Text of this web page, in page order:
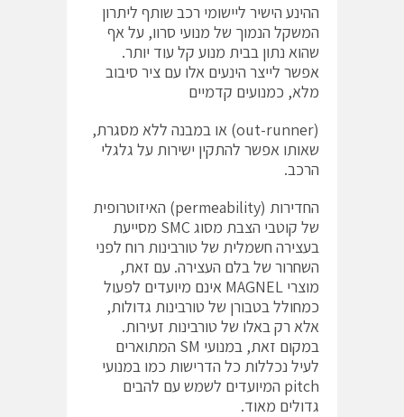
ההינע הישיר ליישומי רכב שותף ליתרון
המשקל הנמוך של מנועי סרוו, על אף
שהוא נתון בבית מנוע קל עוד יותר.
אפשר לייצר הינעים אלו עם ציר סיבוב
מלא, כמנועים קדמיים
(out-runner) או במבנה ללא מסגרת,
שאותו אפשר להתקין ישירות על גלגלי
הרכב.
החדירות (permeability) האיזוטרופית
של קוטבי הצבת מסוג SMC מסייעת
בעצירה חשמלית של טורבינות רוח לפני
השחרור של בלם העצירה. עם זאת,
מוצרי MAGNEL אינם מיועדים לפעול
כמחולל בטבורן של טורבינות גדולות,
אלא רק באלו של טורבינות זעירות.
במקום זאת, במנועי SM המתוארים
לעיל נכללות כל הדרישות כמו במנועי
pitch המיועדים לשמש עם להבים
גדולים מאוד.